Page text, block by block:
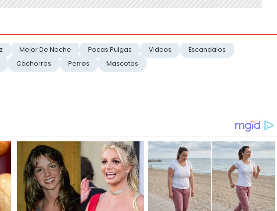
Mejor De Noche Pocas Pulgas Videos
Escandalos
Cachorros Perros Mascotas